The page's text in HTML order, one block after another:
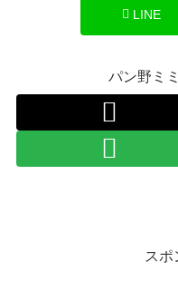
LINE
パン野ミ
スポ